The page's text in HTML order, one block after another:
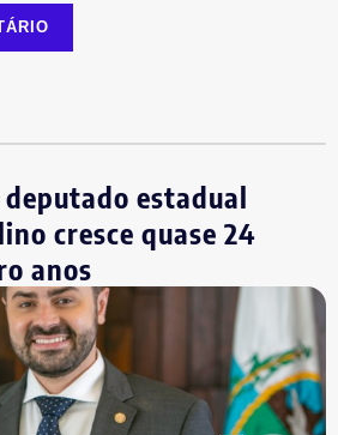
estadual
cresce quase 24
anos